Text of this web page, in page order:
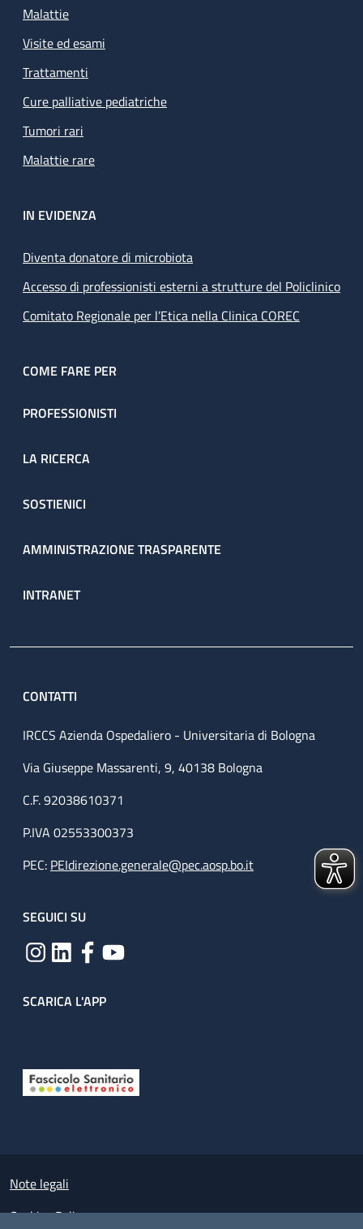
Malattie
Visite ed esami
Trattamenti
Cure palliative pediatriche
Tumori rari
Malattie rare
IN EVIDENZA
Diventa donatore di microbiota
Accesso di professionisti esterni a strutture del Policlinico
Comitato Regionale per l’Etica nella Clinica COREC
COME FARE PER
PROFESSIONISTI
LA RICERCA
SOSTIENICI
AMMINISTRAZIONE TRASPARENTE
INTRANET
CONTATTI
IRCCS Azienda Ospedaliero - Universitaria di Bologna
Via Giuseppe Massarenti, 9, 40138 Bologna
C.F. 92038610371
P.IVA 02553300373
PEC: PEIdirezione.generale@pec.aosp.bo.it
SEGUICI SU
SCARICA L'APP
Small prints
Note legali
Cookies Policy